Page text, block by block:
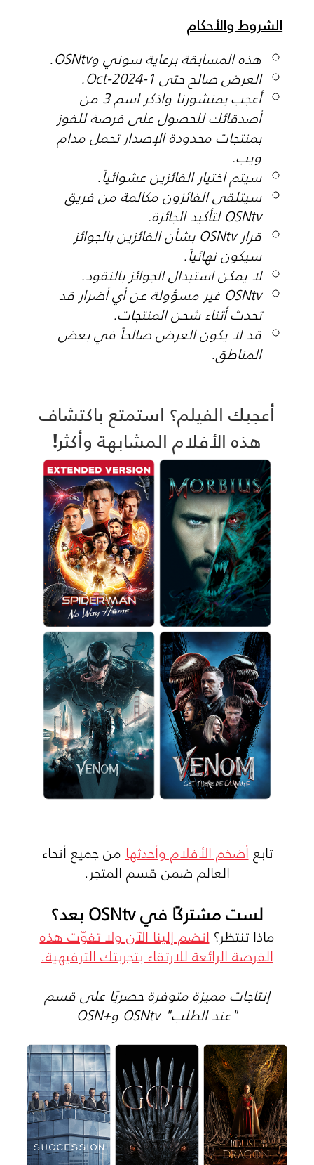
الشروط والأحكام
هذه المسابقة برعاية سوني وOSNtv.
العرض صالح حتى 1-Oct-2024.
أعجب بمنشورنا واذكر اسم 3 من
أصدقائك للحصول على فرصة للفوز
بمنتجات محدودة الإصدار تحمل مدام
ويب.
سيتم اختيار الفائزين عشوائياً.
سيتلقى الفائزون مكالمة من فريق
OSNtv لتأكيد الجائزة.
قرار OSNtv بشأن الفائزين بالجوائز
سيكون نهائياً.
لا يمكن استبدال الجوائز بالنقود.
OSNtv غير مسؤولة عن أي أضرار قد
تحدث أثناء شحن المنتجات.
قد لا يكون العرض صالحاً في بعض
المناطق.
أعجبك الفيلم؟ استمتع باكتشاف
هذه الأفلام المشابهة وأكثر!
تابعأضخم الأفلام وأحدثهامن جميع أنحاء
العالم ضمن قسم المتجر.
لست مشتركًا في OSNtv بعد؟
ماذا تنتظر؟انضم إلينا الآن ولا تفوّت هذه
الفرصة الرائعة للارتقاء بتجربتك الترفيهية.
إنتاجات مميزة متوفرة حصريًا على قسم
"عند الطلب" OSNtv و+OSN